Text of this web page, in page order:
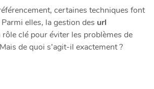
certaines techniques font
elles, la gestion des url
rôle clé pour éviter les problèmes de
de quoi s’agit-il exactement ?